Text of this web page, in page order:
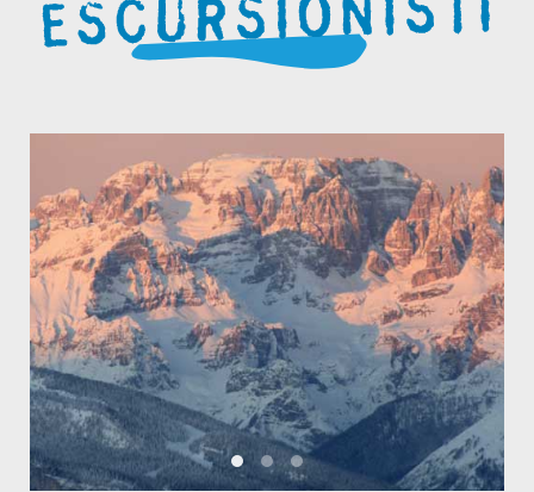
EMOZIONI
PAESAGGI
RIFUGI